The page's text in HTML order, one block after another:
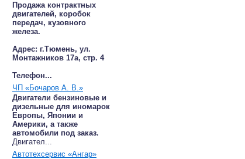
Продажа контрактных
двигателей, коробок
передач, кузовного
железа.
Адрес: г.Тюмень, ул.
Монтажников 17а, стр. 4
Телефон...
ЧП «Бочаров А. В.»
Двигатели бензиновые и
дизельные для иномарок
Европы, Японии и
Америки, а также
автомобили под заказ.
Двигател...
Автотехсервис «Ангар»